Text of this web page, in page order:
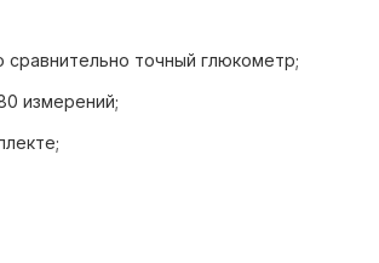
точный глюкометр;
измерений;
с ланцетами в комплекте;